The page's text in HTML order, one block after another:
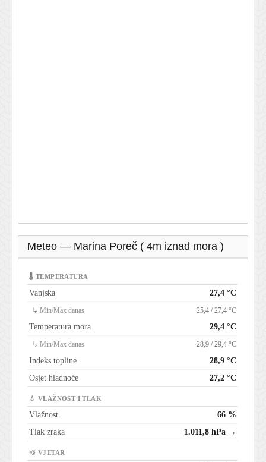
Meteo — Marina Poreč ( 4m iznad mora )
🌡 TEMPERATURA
Vanjska 27,4 °C
↳ Min/Max danas 25,4 / 27,4 °C
Temperatura mora 29,4 °C
↳ Min/Max danas 28,9 / 29,4 °C
Indeks topline
28,9 °C
Osjet hladnoće
27,2 °C
💧 VLAŽNOST I TLAK
Vlažnost
66 %
Tlak zraka
1.011,8 hPa →
💨 VJETAR